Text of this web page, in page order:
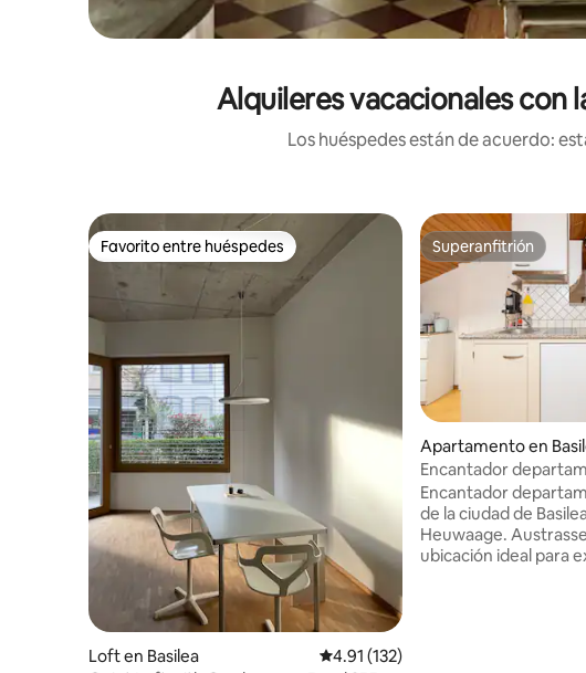
Alquileres vacacionales con
Los huéspedes están de acuerdo:
Favorito entre huéspedes
Favorito entre huéspedes
Loft en Basilea Calificación promedio: 4.91 de 5,
4.91 (132)
Superanfitrión
Superanfitrión
Apartamento en
Encantador
de Basilea | Tranvía a
Encantador
de la ciudad de
Heuwaage.
ubicación ideal para